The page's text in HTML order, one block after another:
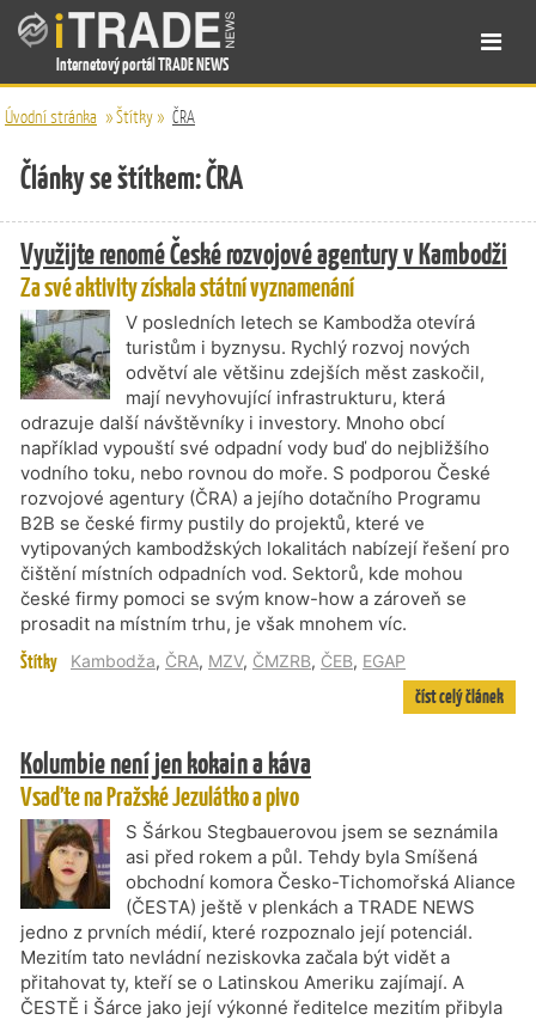
Internetový portál TRADE NEWS
Úvodní stránka »Štítky» ČRA
Články se štítkem: ČRA
Využijte renomé České rozvojové agentury v Kambodži
Za své aktivity získala státní vyznamenání
V posledních letech se Kambodža otevírá
turistům i byznysu. Rychlý rozvoj nových
odvětví ale většinu zdejších měst zaskočil,
mají nevyhovující infrastrukturu, která
odrazuje další návštěvníky i investory. Mnoho obcí
například vypouští své odpadní vody buď do nejbližšího
vodního toku, nebo rovnou do moře. S podporou České
rozvojové agentury (ČRA) a jejího dotačního Programu
B2B se české firmy pustily do projektů, které ve
vytipovaných kambodžských lokalitách nabízejí řešení pro
čištění místních odpadních vod. Sektorů, kde mohou
české firmy pomoci se svým know-how a zároveň se
prosadit na místním trhu, je však mnohem víc.
Štítky Kambodža, ČRA, MZV, ČMZRB, ČEB, EGAP
číst celý článek
Kolumbie není jen kokain a káva
Vsaďte na Pražské Jezulátko a pivo
S Šárkou Stegbauerovou jsem se seznámila
asi před rokem a půl. Tehdy byla Smíšená
obchodní komora Česko-Tichomořská Aliance
(ČESTA) ještě v plenkách a TRADE NEWS
jedno z prvních médií, které rozpoznalo její potenciál.
Mezitím tato nevládní neziskovka začala být vidět a
přitahovat ty, kteří se o Latinskou Ameriku zajímají. A
ČESTĚ i Šárce jako její výkonné ředitelce mezitím přibyla